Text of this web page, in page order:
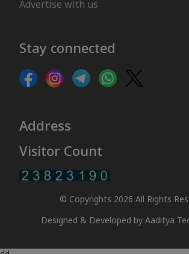
Advertise with us
Stay connected
Address
Visitor Count
© Copyrights 2026 All Rights
Designed & Developed by Aaditya